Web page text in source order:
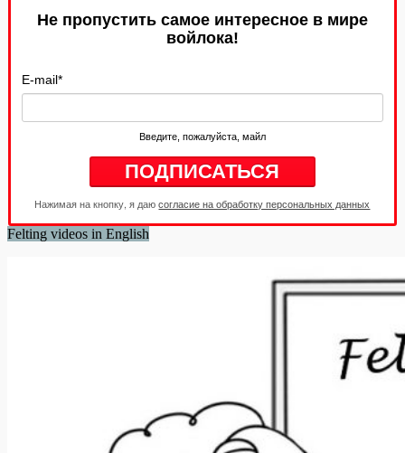
Не пропустить самое интересное в мире
войлока!
E-mail*
Введите, пожалуйста, майл
Нажимая на кнопку, я даюсогласие на обработку персональных данных
Felting videos in English